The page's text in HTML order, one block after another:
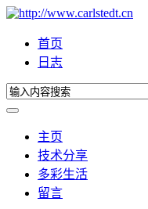
首页
日志
主页
技术分享
多彩生活
留言